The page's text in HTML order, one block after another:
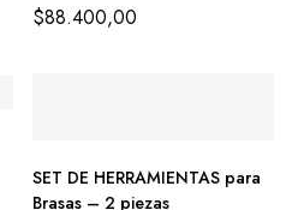
$88.400,00
SET DE HERRAMIENTAS para
Brasas – 2 piezas